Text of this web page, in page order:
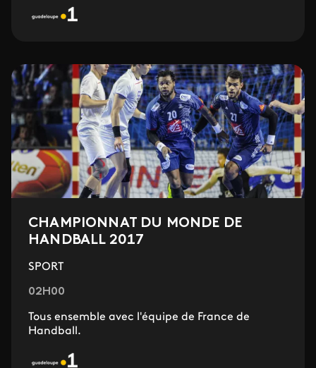
CHAMPIONNAT DU MONDE DE
HANDBALL 2017
SPORT
02H00
Tous ensemble avec l'équipe de France de
Handball.